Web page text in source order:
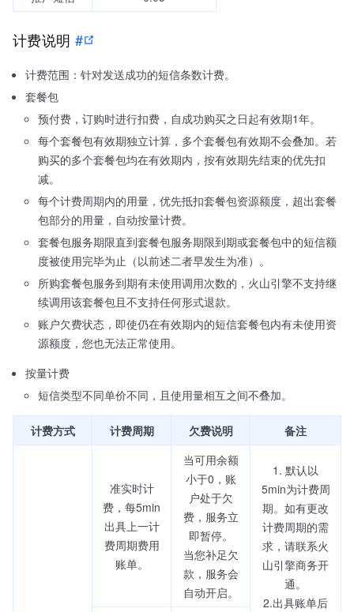
计费说明 #
计费范围：针对发送成功的短信条数计费。
套餐包
预付费，订购时进行扣费，自成功购买之日起有效期1年。
每个套餐包有效期独立计算，多个套餐包有效期不会叠加。若
购买的多个套餐包均在有效期内，按有效期先结束的优先扣
减。
每个计费周期内的用量，优先抵扣套餐包资源额度，超出套餐
包部分的用量，自动按量计费。
套餐包服务期限直到套餐包服务期限到期或套餐包中的短信额
度被使用完毕为止（以前述二者早发生为准）。
所购套餐包服务到期有未使用调用次数的，火山引擎不支持继
续调用该套餐包且不支持任何形式退款。
账户欠费状态，即使仍在有效期内的短信套餐包内有未使用资
源额度，您也无法正常使用。
按量计费
短信类型不同单价不同，且使用量相互之间不叠加。
计费方式 计费周期 欠费说明 备注
准实时计
费，每5min
出具上一计
费周期费用
账单。
当可用余额
小于0，账
户处于欠
费，服务立
即暂停。
当您补足欠
款，服务会
自动开启。
1. 默认以
5min为计费周
期。如有更改
计费周期的需
求，请联系火
山引擎商务开
通。
2.出具账单后